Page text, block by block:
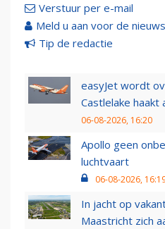
Verstuur per e-mail
Meld u aan voor de
Tip de redactie
easyJet wordt
Castlelake haakt
06-08-2026, 16:20
Apollo geen
luchtvaart
06-08-2026,
In jacht op
Maastricht zich